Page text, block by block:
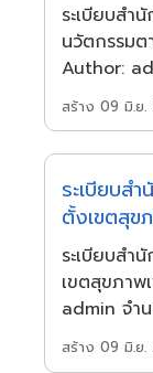
ระเบียบส
นวัตกรรมต
Author:
สร้าง 09 มิ.ย.
ระเบียบส
ตั้งเขตสุข
ระเบียบสำ
เขตสุขภา
admin จำ
สร้าง 09 มิ.ย.